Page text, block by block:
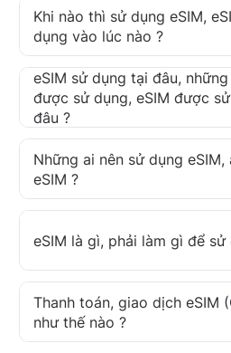
Khi nào thì sử dụng eSIM,
dụng vào lúc nào ?
eSIM sử dụng tại đâu,
được sử dụng, eSIM được
đâu ?
Những ai nên sử dụng
eSIM ?
eSIM là gì, phải làm gì để sử
Thanh toán, giao dịch eSIM
như thế nào ?